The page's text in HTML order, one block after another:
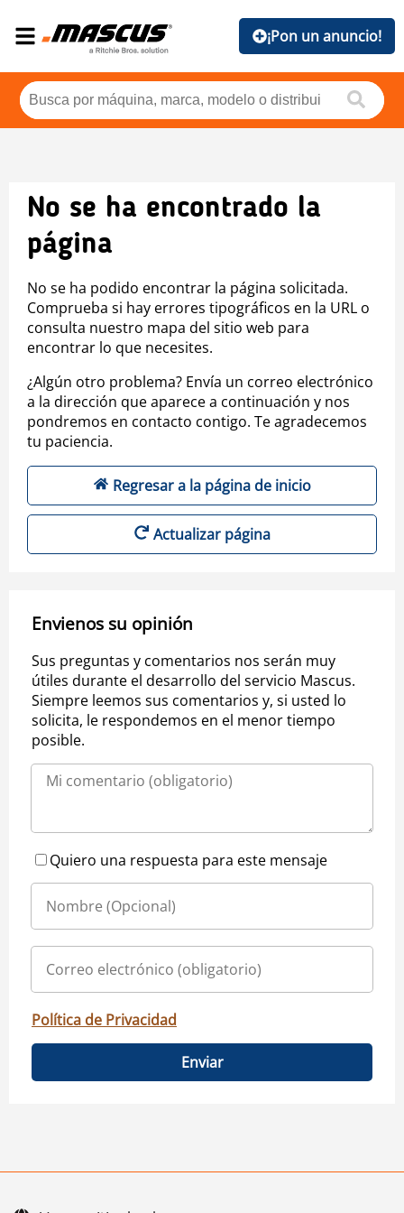
¡Pon un anuncio!
No se ha encontrado la
página
No se ha podido encontrar la página solicitada.
Comprueba si hay errores tipográficos en la URL o
consulta nuestro mapa del sitio web para
encontrar lo que necesites.
¿Algún otro problema? Envía un correo electrónico
a la dirección que aparece a continuación y nos
pondremos en contacto contigo. Te agradecemos
tu paciencia.
Regresar a la página de inicio
Actualizar página
Envienos su opinión
Sus preguntas y comentarios nos serán muy
útiles durante el desarrollo del servicio Mascus.
Siempre leemos sus comentarios y, si usted lo
solicita, le respondemos en el menor tiempo
posible.
Quiero una respuesta para este mensaje
Política de Privacidad
Enviar